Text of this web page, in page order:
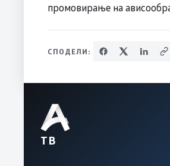
промовирање на
СПОДЕЛИ:
ТВ